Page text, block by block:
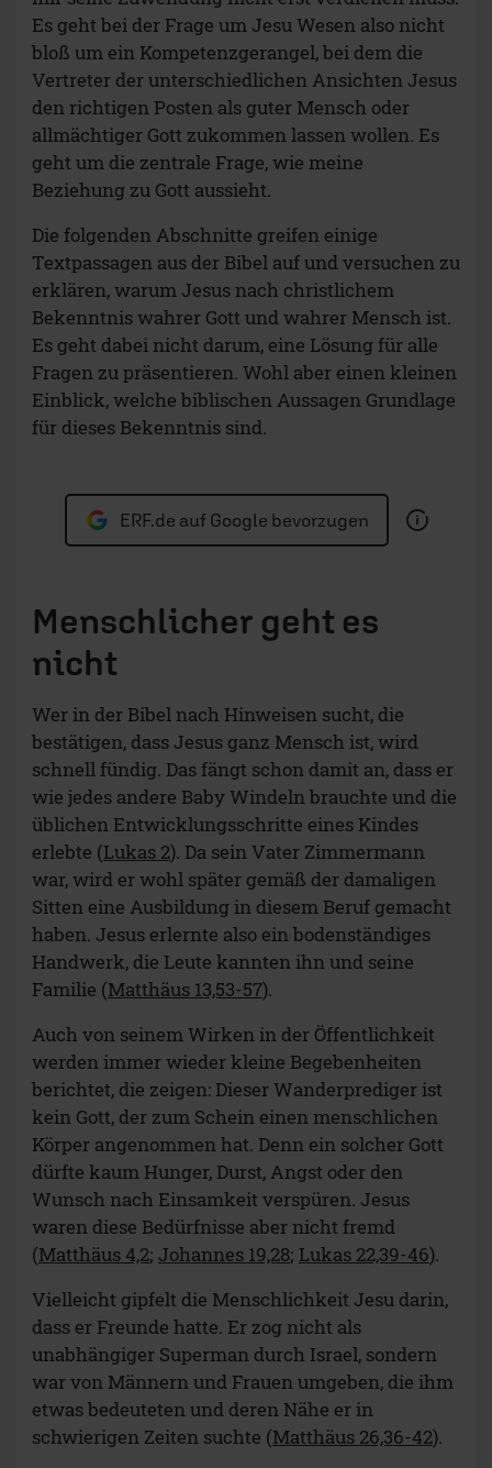
Es geht bei der Frage um Jesu Wesen also nicht
bloß um ein Kompetenzgerangel, bei dem die
Vertreter der unterschiedlichen Ansichten Jesus
den richtigen Posten als guter Mensch oder
allmächtiger Gott zukommen lassen wollen. Es
geht um die zentrale Frage, wie meine
Beziehung zu Gott aussieht.
Die folgenden Abschnitte greifen einige
Textpassagen aus der Bibel auf und versuchen zu
erklären, warum Jesus nach christlichem
Bekenntnis wahrer Gott und wahrer Mensch ist.
Es geht dabei nicht darum, eine Lösung für alle
Fragen zu präsentieren. Wohl aber einen kleinen
Einblick, welche biblischen Aussagen Grundlage
für dieses Bekenntnis sind.
ERF.de auf Google bevorzugen
Menschlicher geht es
nicht
Wer in der Bibel nach Hinweisen sucht, die
bestätigen, dass Jesus ganz Mensch ist, wird
schnell fündig. Das fängt schon damit an, dass er
wie jedes andere Baby Windeln brauchte und die
üblichen Entwicklungsschritte eines Kindes
erlebte (Lukas 2). Da sein Vater Zimmermann
war, wird er wohl später gemäß der damaligen
Sitten eine Ausbildung in diesem Beruf gemacht
haben. Jesus erlernte also ein bodenständiges
Handwerk, die Leute kannten ihn und seine
Familie (Matthäus 13,53-57).
Auch von seinem Wirken in der Öffentlichkeit
werden immer wieder kleine Begebenheiten
berichtet, die zeigen: Dieser Wanderprediger ist
kein Gott, der zum Schein einen menschlichen
Körper angenommen hat. Denn ein solcher Gott
dürfte kaum Hunger, Durst, Angst oder den
Wunsch nach Einsamkeit verspüren. Jesus
waren diese Bedürfnisse aber nicht fremd
(Matthäus 4,2; Johannes 19,28; Lukas 22,39-46).
Vielleicht gipfelt die Menschlichkeit Jesu darin,
dass er Freunde hatte. Er zog nicht als
unabhängiger Superman durch Israel, sondern
war von Männern und Frauen umgeben, die ihm
etwas bedeuteten und deren Nähe er in
schwierigen Zeiten suchte (Matthäus 26,36-42).